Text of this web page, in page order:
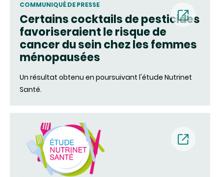
COMMUNIQUÉ DE PRESSE
Certains cocktails de pesticides
favoriseraient le risque de
cancer du sein chez les femmes
ménopausées
Un résultat obtenu en poursuivant l'étude Nutrinet
Santé.